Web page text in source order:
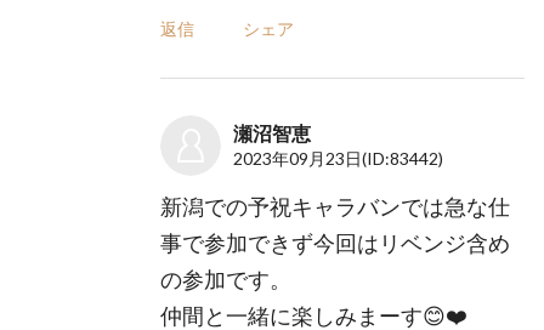
返信 シェア
瀬沼智恵
2023年09月23日(ID:83442)
新潟での予祝キャラバンでは急な仕
事で参加できず今回はリベンジ含め
の参加です。
仲間と一緒に楽しみまーす😊❤️